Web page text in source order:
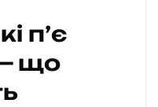
п’є
— що